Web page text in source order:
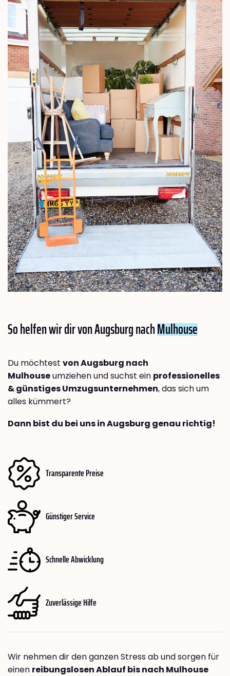
So helfen wir dir von Augsburg nachMulhouse
Du möchtest von Augsburg nach
Mulhouseumziehen und suchst ein professionelles
& günstiges Umzugsunternehmen, das sich um
alles kümmert?
Dann bist du bei uns in Augsburg genau richtig!
Transparente Preise
Günstiger Service
Schnelle Abwicklung
Zuverlässige Hilfe
Wir nehmen dir den ganzen Stress ab und sorgen für
einen reibungslosen Ablauf bis nach Mulhouse